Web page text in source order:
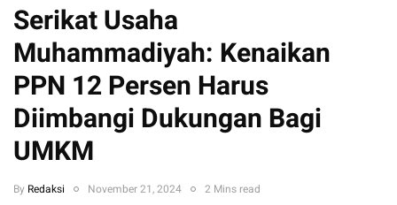
Serikat Usaha
Muhammadiyah: Kenaikan
PPN 12 Persen Harus
Diimbangi Dukungan Bagi
UMKM
By Redaksi November 21, 2024 2 Mins read